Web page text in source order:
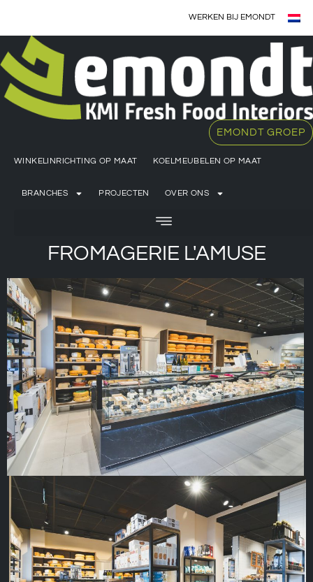
WERKEN BIJ EMONDT
EMONDT GROEP
WINKELINRICHTING OP MAAT KOELMEUBELEN OP MAAT
BRANCHES PROJECTEN OVER ONS
FROMAGERIE L'AMUSE